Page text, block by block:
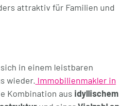
attraktiv für Familien und
in einem leistbaren
wieder. Immobilienmakler in
Kombination aus idyllischem